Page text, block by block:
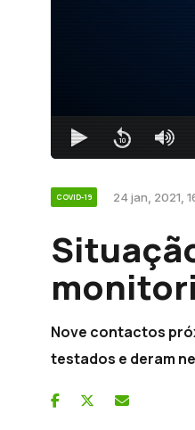
COVID-19 24 jan, 2021,
Nove contactos
testados e deram